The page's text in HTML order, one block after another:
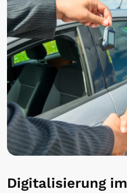
Digitalisierung im